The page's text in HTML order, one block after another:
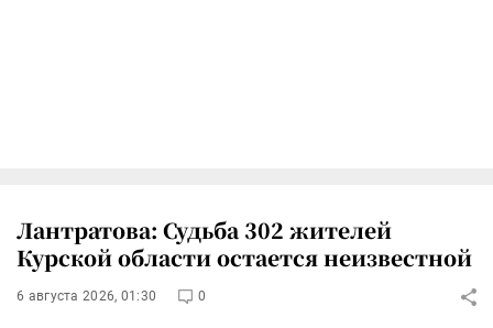
Лантратова: Судьба 302 жителей
Курской области остается неизвестной
6 августа 2026, 01:30 0